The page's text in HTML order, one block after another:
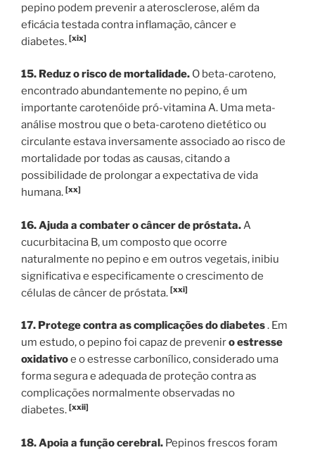
pepino podem prevenir a aterosclerose, além da
eficácia testada contra inflamação, câncer e
diabetes. [xix]
15. Reduz o risco de mortalidade. O beta-caroteno,
encontrado abundantemente no pepino, é um
importante carotenóide pró-vitamina A. Uma meta-
análise mostrou que o beta-caroteno dietético ou
circulante estava inversamente associado ao risco de
mortalidade por todas as causas, citando a
possibilidade de prolongar a expectativa de vida
humana. [xx]
16. Ajuda a combater o câncer de próstata.A
cucurbitacina B, um composto que ocorre
naturalmente no pepino e em outros vegetais, inibiu
significativa e especificamente o crescimento de
células de câncer de próstata. [xxi]
17. Protege contra as complicações do diabetes. Em
um estudo, o pepino foi capaz de preveniro estresse
oxidativoe o estresse carbonílico, considerado uma
forma segura e adequada de proteção contra as
complicações normalmente observadas no
diabetes. [xxii]
18. Apoia a função cerebral. Pepinos frescos foram